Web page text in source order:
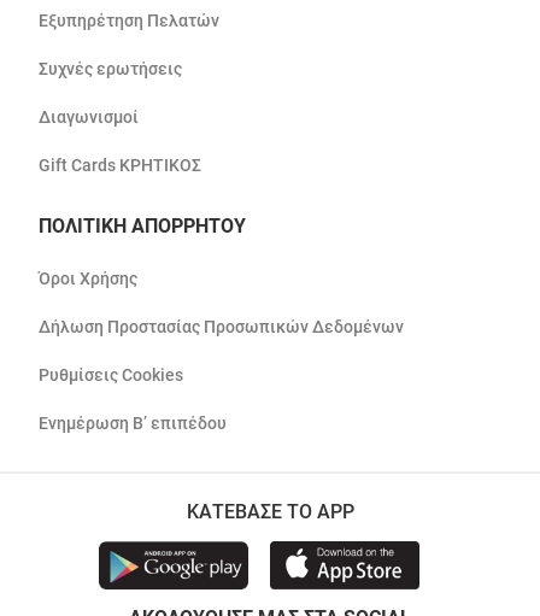
Εξυπηρέτηση Πελατών
Συχνές ερωτήσεις
Διαγωνισμοί
Gift Cards ΚΡΗΤΙΚΟΣ
ΠΟΛΙΤΙΚΗ ΑΠΟΡΡΗΤΟΥ
Όροι Χρήσης
Δήλωση Προστασίας Προσωπικών Δεδομένων
Ρυθμίσεις Cookies
Ενημέρωση Β’ επιπέδου
ΚΑΤΕΒΑΣΕ ΤΟ APP